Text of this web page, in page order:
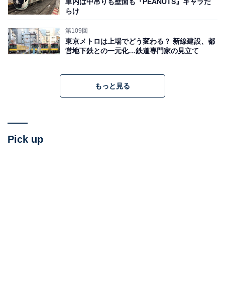
らけ
第109回
東京メトロは上場でどう変わる？ 新線建設、都
営地下鉄との一元化…鉄道専門家の見立て
もっと見る
Pick up